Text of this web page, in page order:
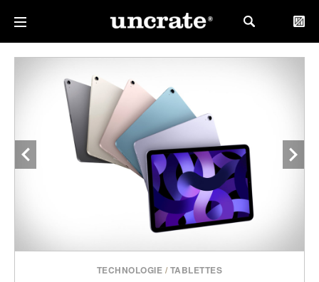
TECHNOLOGIE / TABLETTES